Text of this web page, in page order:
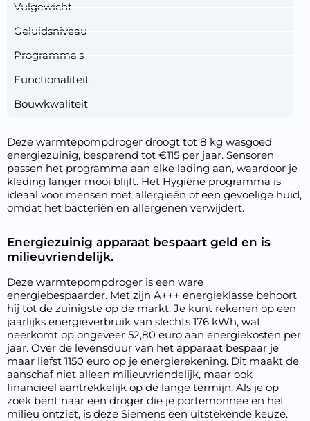
Vulgewicht
Geluidsniveau
Programma's
Functionaliteit
Bouwkwaliteit
Deze warmtepompdroger droogt tot 8 kg wasgoed
energiezuinig, besparend tot €115 per jaar. Sensoren
passen het programma aan elke lading aan, waardoor je
kleding langer mooi blijft. Het Hygiëne programma is
ideaal voor mensen met allergieën of een gevoelige huid,
omdat het bacteriën en allergenen verwijdert.
Energiezuinig apparaat bespaart geld en is
milieuvriendelijk.
Deze warmtepompdroger is een ware
energiebespaarder. Met zijn A+++ energieklasse behoort
hij tot de zuinigste op de markt. Je kunt rekenen op een
jaarlijks energieverbruik van slechts 176 kWh, wat
neerkomt op ongeveer 52,80 euro aan energiekosten per
jaar. Over de levensduur van het apparaat bespaar je
maar liefst 1150 euro op je energierekening. Dit maakt de
aanschaf niet alleen milieuvriendelijk, maar ook
financieel aantrekkelijk op de lange termijn. Als je op
zoek bent naar een droger die je portemonnee en het
milieu ontziet, is deze Siemens een uitstekende keuze.